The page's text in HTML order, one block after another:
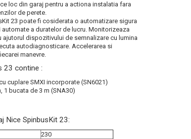
loc din garaj pentru a actiona instalatia fara
de perete.
23 poate fi cosiderata o automatizare sigura
a duratelor de lucru. Monitorizeaza
dispozitivului de semnalizare cu lumina
autodiagnosticare. Accelerarea si
manevre.
23 contine :
cuplare SMXI incorporate (SN6021)
1 bucata de 3 m (SNA30)
Nice SpinbusKit 23:
230